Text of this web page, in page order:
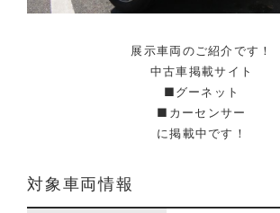
展示車両のご紹介です！
中古車掲載サイト
■グーネット
■カーセンサー
に掲載中です！
対象車両情報